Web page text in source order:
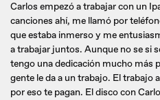
Carlos empezó a trabajar con un
canciones ahí, me llamó por
que estaba inmerso y me
a trabajar juntos. Aunque no se si
tengo una dedicación mucho más
gente le da a un trabajo. El trabajo
por eso te pagan. El disco con